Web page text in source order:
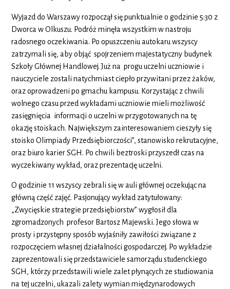
Wyjazd do Warszawy rozpoczął się punktualnie o godzinie 5:30 z
Dworca w Olkuszu. Podróż minęła wszystkim w nastroju
radosnego oczekiwania. Po opuszczeniu autokaru wszyscy
zatrzymali się, aby objąć spojrzeniem majestatyczny budynek
Szkoły Głównej Handlowej. Już na progu uczelni uczniowie i
nauczyciele zostali natychmiast ciepło przywitani przez żaków,
oraz oprowadzeni po gmachu kampusu. Korzystając z chwili
wolnego czasu przed wykładami uczniowie mieli możliwość
zasięgnięcia informacji o uczelni w przygotowanych na tę
okazję stoiskach. Największym zainteresowaniem cieszyły się
stoisko Olimpiady Przedsiębiorczości”, stanowisko rekrutacyjne,
oraz biuro karier SGH. Po chwili beztroski przyszedł czas na
wyczekiwany wykład, oraz prezentację uczelni.
O godzinie 11 wszyscy zebrali się w auli głównej oczekując na
główną część zajęć. Pasjonujący wykład zatytułowany:
„Zwycięskie strategie przedsiębiorstw” wygłosił dla
zgromadzonych profesor Bartosz Majewski. Jego słowa w
prosty i przystępny sposób wyjaśniły zawiłości związane z
rozpoczęciem własnej działalności gospodarczej. Po wykładzie
zaprezentowali się przedstawiciele samorządu studenckiego
SGH, którzy przedstawili wiele zalet płynących ze studiowania
na tej uczelni, ukazali zalety wymian międzynarodowych